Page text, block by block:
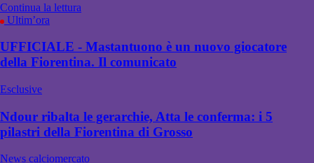
Continua la lettura
Ultim’ora
UFFICIALE - Mastantuono è un nuovo giocatore
della Fiorentina. Il comunicato
Esclusive
Ndour ribalta le gerarchie, Atta le conferma: i 5
pilastri della Fiorentina di Grosso
News calciomercato